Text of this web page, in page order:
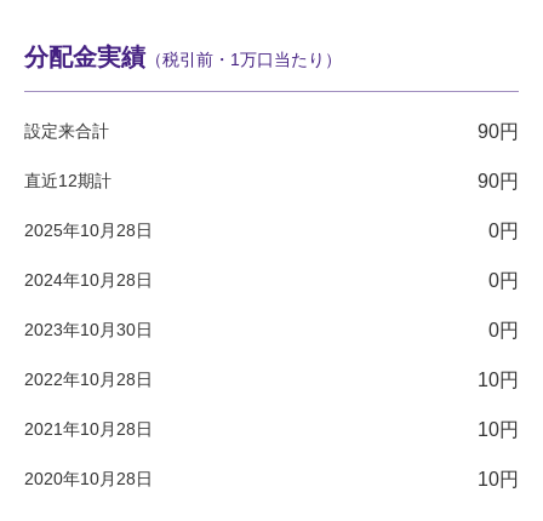
分配金実績（税引前・1万口当たり）
設定来合計 90円
直近12期計 90円
2025年10月28日 0円
2024年10月28日 0円
2023年10月30日 0円
2022年10月28日 10円
2021年10月28日 10円
2020年10月28日 10円